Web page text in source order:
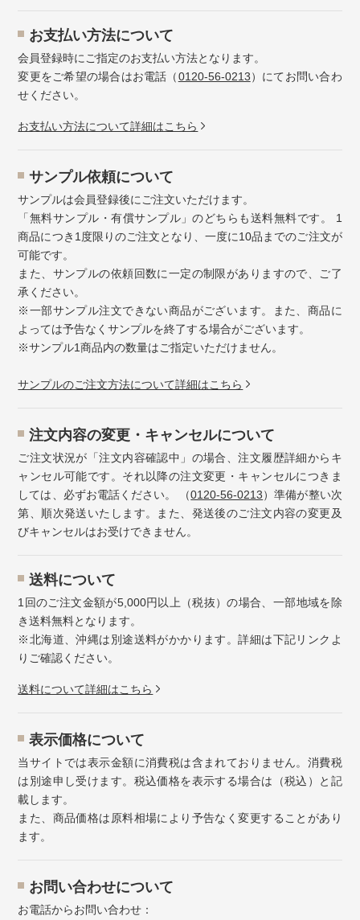
お⽀払い⽅法について
会員登録時にご指定のお支払い方法となります。
変更をご希望の場合はお電話（0120-56-0213）にてお問い合わ
せください。
お⽀払い⽅法について詳細はこちら
サンプル依頼について
サンプルは会員登録後にご注文いただけます。
「無料サンプル・有償サンプル」のどちらも送料無料です。 1
商品につき1度限りのご注文となり、一度に10品までのご注文が
可能です。
また、サンプルの依頼回数に一定の制限がありますので、ご了
承ください。
※一部サンプル注文できない商品がございます。また、商品に
よっては予告なくサンプルを終了する場合がございます。
※サンプル1商品内の数量はご指定いただけません。
サンプルのご注文方法について詳細はこちら
注⽂内容の変更・キャンセルについて
ご注文状況が「注文内容確認中」の場合、注文履歴詳細からキ
ャンセル可能です。それ以降の注文変更・キャンセルにつきま
しては、必ずお電話ください。 （0120-56-0213）準備が整い次
第、順次発送いたします。また、発送後のご注文内容の変更及
びキャンセルはお受けできません。
送料について
1回のご注文金額が5,000円以上（税抜）の場合、一部地域を除
き送料無料となります。
※北海道、沖縄は別途送料がかかります。詳細は下記リンクよ
りご確認ください。
送料について詳細はこちら
表示価格について
当サイトでは表示金額に消費税は含まれておりません。消費税
は別途申し受けます。税込価格を表示する場合は（税込）と記
載します。
また、商品価格は原料相場により予告なく変更することがあり
ます。
お問い合わせについて
お電話からお問い合わせ：